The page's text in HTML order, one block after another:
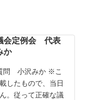
会定例会 代表
か
問 小沢みか ※こ
したもので、当日
。従って正確な議